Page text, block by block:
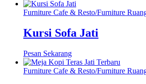
Furniture Cafe & Resto/Furniture
Kursi Sofa Jati
Pesan Sekarang
Furniture Cafe & Resto/Furniture